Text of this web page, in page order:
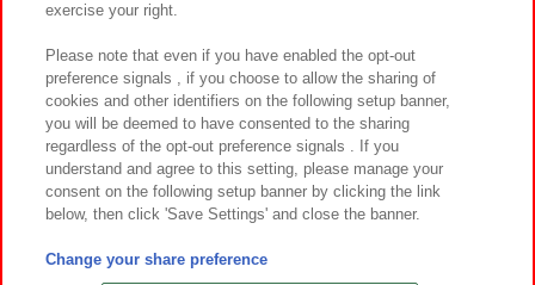
お取引先さまとともに
カスタマーハラスメント対応方針 よくあるご質問・お問い合わせ
©Bandai Namco Amusement Inc.
©Bandai Namco Amusement Lab Inc.
exercise your right.
Please note that even if you have enabled the opt-out
preference signals , if you choose to allow the sharing of
cookies and other identifiers on the following setup banner,
you will be deemed to have consented to the sharing
regardless of the opt-out preference signals . If you
understand and agree to this setting, please manage your
consent on the following setup banner by clicking the link
below, then click 'Save Settings' and close the banner.
Change your share preference